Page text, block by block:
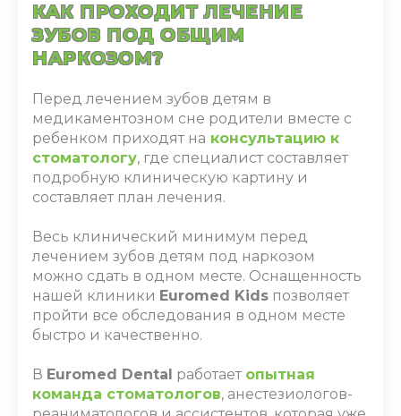
КАК ПРОХОДИТ ЛЕЧЕНИЕ
ЗУБОВ ПОД ОБЩИМ
НАРКОЗОМ?
Перед лечением зубов детям в
медикаментозном сне родители вместе с
ребенком приходят на консультацию к
стоматологу, где специалист составляет
подробную клиническую картину и
составляет план лечения.
Весь клинический минимум перед
лечением зубов детям под наркозом
можно сдать в одном месте. Оснащенность
нашей клиники Euromed Kids позволяет
пройти все обследования в одном месте
быстро и качественно.
В Euromed Dental работает опытная
команда стоматологов, анестезиологов-